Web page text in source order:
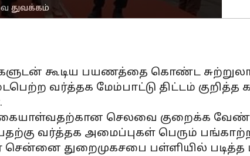
துவக்கம்
கூடிய பயணத்தை கொண்ட
வர்த்தக மேம்பாட்டு திட்டம் குறித்த
செலவை குறைக்க
வர்த்தக அமைப்புகள் பெரும்
சென்னை துறைமுகசபை பள்ளியில்